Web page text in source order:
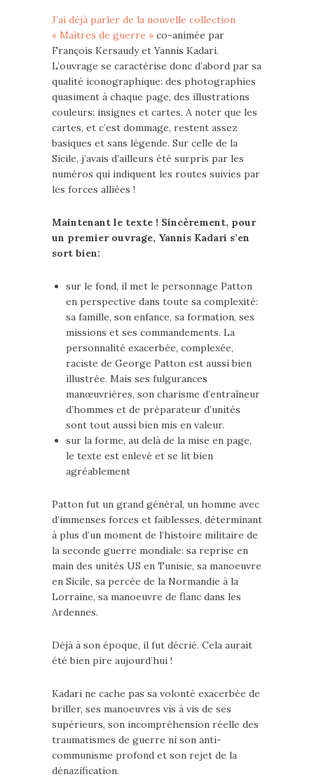
J’ai déjà parler de la nouvelle collection
« Maîtres de guerre » co-animée par
François Kersaudy et Yannis Kadari.
L’ouvrage se caractérise donc d’abord par sa
qualité iconographique: des photographies
quasiment à chaque page, des illustrations
couleurs: insignes et cartes. A noter que les
cartes, et c’est dommage, restent assez
basiques et sans légende. Sur celle de la
Sicile, j’avais d’ailleurs été surpris par les
numéros qui indiquent les routes suivies par
les forces alliées !
Maintenant le texte ! Sincèrement, pour
un premier ouvrage, Yannis Kadari s’en
sort bien:
sur le fond, il met le personnage Patton
en perspective dans toute sa complexité:
sa famille, son enfance, sa formation, ses
missions et ses commandements. La
personnalité exacerbée, complexée,
raciste de George Patton est aussi bien
illustrée. Mais ses fulgurances
manœuvrières, son charisme d’entraîneur
d’hommes et de préparateur d’unités
sont tout aussi bien mis en valeur.
sur la forme, au delà de la mise en page,
le texte est enlevé et se lit bien
agréablement
Patton fut un grand général, un homme avec
d’immenses forces et faiblesses, déterminant
à plus d’un moment de l’histoire militaire de
la seconde guerre mondiale: sa reprise en
main des unités US en Tunisie, sa manoeuvre
en Sicile, sa percée de la Normandie à la
Lorraine, sa manoeuvre de flanc dans les
Ardennes.
Déjà à son époque, il fut décrié. Cela aurait
été bien pire aujourd’hui !
Kadari ne cache pas sa volonté exacerbée de
briller, ses manoeuvres vis à vis de ses
supérieurs, son incompréhension réelle des
traumatismes de guerre ni son anti-
communisme profond et son rejet de la
dénazification.